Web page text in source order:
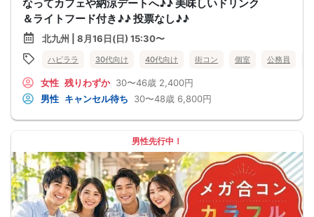
なってカフェや納涼デートへ♪♪ 美味しいドリンク
＆ライトフード付き♪♪ 投票なし♪♪
北九州 | 8月16日(日) 15:30〜
ハピララ 30代向け 40代向け 街コン 個室 公務員
女性 残りわずか 30〜46歳 2,400円
男性 キャンセル待ち 30〜48歳 6,800円
男性先行中！